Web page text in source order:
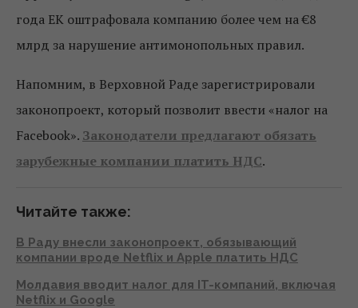
года ЕК оштрафовала компанию более чем на €8
млрд за нарушение антимонопольных правил.
Напомним, в Верховной Раде зарегистрировали
законопроект, который позволит ввести «налог на
Facebook». Законодатели предлагают обязать
зарубежные компании платить НДС.
Читайте также:
В Раду внесли законопроект, обязывающий
компании вроде Netflix и Apple платить НДС
Молдавия вводит налог для IT-компаний, включая
Netflix и Google